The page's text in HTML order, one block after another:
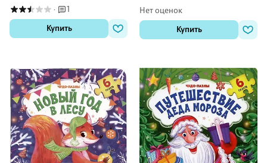
·
1
Купить
Нет оценок
Купить